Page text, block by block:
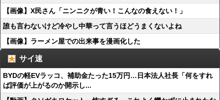
【画像】X民さん「ニンニクが青い！こんなの食えない！」
誰も言わないけど冷やし中華って言うほどうまくないよね
【画像】ラーメン屋での出来事を漫画化した
サイ速
BYDの軽EVラッコ、補助金たった15万円…日本法人社長「何をすれ
ば評価が上がるのか開示し...